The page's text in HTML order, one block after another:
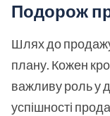
Подорож
Шлях до продажу
плану. Кожен
важливу роль у
успішності